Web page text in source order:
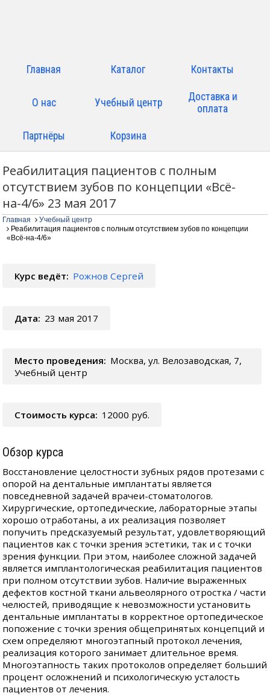
Главная Каталог Контакты
О нас Учебный центр
Доставка и
оплата
Партнёры Корзина
Реабилитация пациентов с полным
отсутствием зубов по концепции «Всё-
на-4/6» 23 мая 2017
Главная
Учебный центр
Реабилитация пациентов с полным отсутствием зубов по концепции
«Всё-на-4/6»
Курс ведёт: Рожнов Сергей
Дата: 23 мая 2017
Место проведения: Москва, ул. Велозаводская, 7,
Учебный центр
Стоимость курса: 12000 руб.
Обзор курса
Восстановление целостности зубных рядов протезами с
опорой на дентальные имплантаты является
повседневной задачей врачеи-стоматологов.
Хирургические, ортопедические, лабораторные этапы
хорошо отработаны, а их реализация позволяет
попучить предсказуемый результат, удовлетворяющий
пациентов как с точки зрения эстетики, так и с точки
зрения функции. При этом, наиболее сложной задачей
является имплантологическая реабилитация пациентов
при полном отсутствии зубов. Наличие выраженных
дефектов костной ткани альвеолярного отростка / части
челюстей, приводящие к невозможности установить
дентальные имплантаты в корректное ортопедическое
попожение с точки зрения общепринятых концепций и
схем определяют многоэтапный протокол лечения,
реализация которого занимает длительное время.
Многоэтапность таких протоколов определяет больший
процент осложнений и психологическую усталость
пациентов от лечения.